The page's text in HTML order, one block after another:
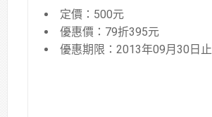
定價：500元
優惠價：79折395元
優惠期限：2013年09月30日止